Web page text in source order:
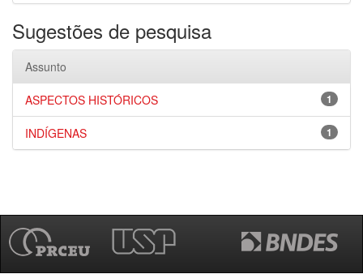
Sugestões de pesquisa
Assunto
1
ASPECTOS HISTÓRICOS
1
INDÍGENAS